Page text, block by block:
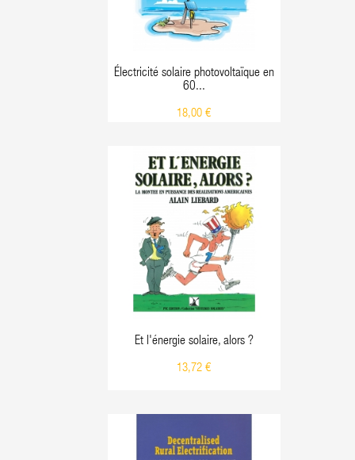
Électricité solaire photovoltaïque en
60...
18,00 €
Et l'énergie solaire, alors ?
13,72 €